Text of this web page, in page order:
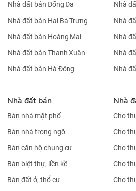
Nhà đất bán Đống Đa
Nhà đất bán Hai Bà Trưng
Nhà đất bán Hoàng Mai
Nhà đất bán Thanh Xuân
Nhà đất bán Hà Đông
Nhà
Nhà
Nhà
Nhà
Nhà
Nhà đất bán
Bán nhà mặt phố
Bán nhà trong ngõ
Bán căn hộ chung cư
Bán biệt thự, liền kề
Bán đất ở, thổ cư
Nhà
Cho
Cho
Cho
Cho
Cho